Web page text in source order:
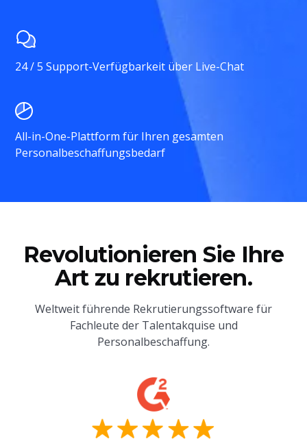
24 / 5 Support-Verfügbarkeit über Live-Chat
All-in-One-Plattform für Ihren gesamten
Personalbeschaffungsbedarf
Revolutionieren Sie Ihre
Art zu rekrutieren.
Weltweit führende Rekrutierungssoftware für
Fachleute der Talentakquise und
Personalbeschaffung.